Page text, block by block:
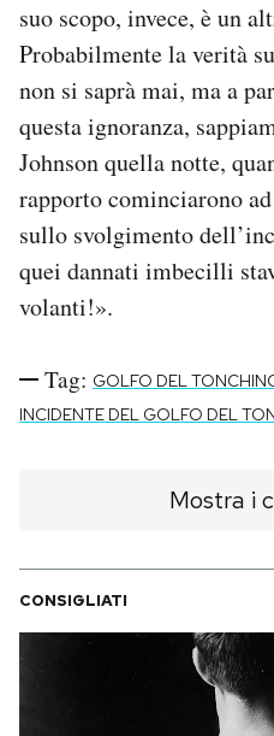
suo scopo, invece, è un
Probabilmente la verità
non si saprà mai, ma a
questa ignoranza,
Johnson quella notte,
rapporto cominciarono
sullo svolgimento
quei dannati imbecilli
volanti!».
Tag: GOLFO DEL
INCIDENTE DEL GOLFO DEL
Mostra i
CONSIGLIATI